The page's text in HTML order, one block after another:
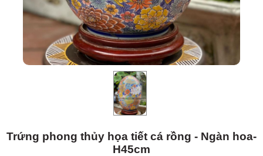
Trứng phong thủy họa tiết cá rồng - Ngàn hoa-
H45cm